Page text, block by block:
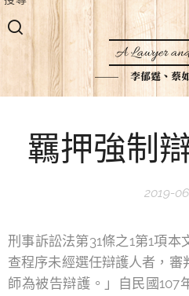
A Lawyer
李郁霆、蔡
羈押強制
2019-
刑事訴訟法第31條之1第1項
查程序未經選任辯護人者，
師為被告辯護。」自民國107